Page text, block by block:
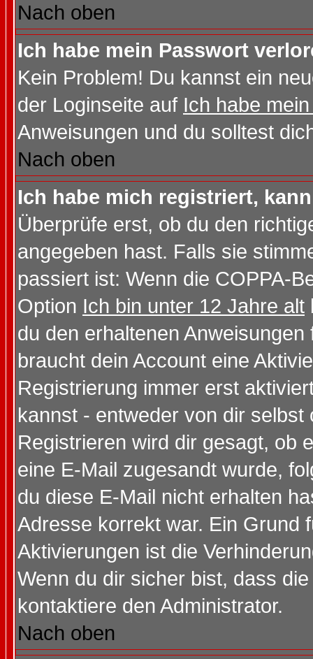
Nach oben
Ich habe mein Passwort
Kein Problem! Du kannst ein
der Loginseite auf Ich habe
Anweisungen und du solltest
Nach oben
Ich habe mich registriert,
Überprüfe erst, ob du den
angegeben hast. Falls sie
passiert ist: Wenn die COPPA-
Option Ich bin unter 12 Jahre alt
du den erhaltenen
braucht dein Account eine
Registrierung immer erst
kannst - entweder von dir selbst
Registrieren wird dir gesagt, ob
eine E-Mail zugesandt wurde,
du diese E-Mail nicht erhalten
Adresse korrekt war. Ein Grund
Aktivierungen ist die
Wenn du dir sicher bist, dass
kontaktiere den Administrator.
Nach oben